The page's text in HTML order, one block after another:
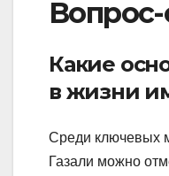
Вопрос-
Какие
в жизни
Среди ключевых
Газали можно